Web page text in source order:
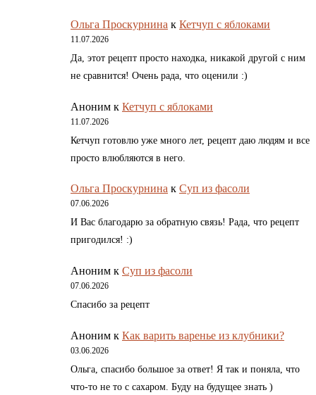
Ольга Проскурнина к Кетчуп с яблоками
11.07.2026
Да, этот рецепт просто находка, никакой другой с ним
не сравнится! Очень рада, что оценили :)
Аноним к Кетчуп с яблоками
11.07.2026
Кетчуп готовлю уже много лет, рецепт даю людям и все
просто влюбляются в него.
Ольга Проскурнина к Суп из фасоли
07.06.2026
И Вас благодарю за обратную связь! Рада, что рецепт
пригодился! :)
Аноним к Суп из фасоли
07.06.2026
Спасибо за рецепт
Аноним к Как варить варенье из клубники?
03.06.2026
Ольга, спасибо большое за ответ! Я так и поняла, что
что-то не то с сахаром. Буду на будущее знать )